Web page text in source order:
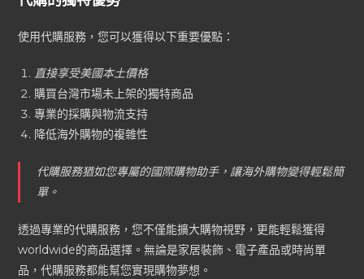
使用代購服務，您可以獲得以下重要優點：
直接享受美國本土價格
購買台灣市場未上架的獨特商品
專業的採購與物流支持
降低海外購物的複雜性
代購服務猶如您專屬的國際購物助手，讓海外購物變得輕鬆簡
單。
透過專業的代購服務，您不僅能擴大購物視野，更能輕鬆獲得
worldwide的商品選擇。無論是家居裝飾、電子產品或時尚單
品，代購服務都能幫您實現購物夢想。